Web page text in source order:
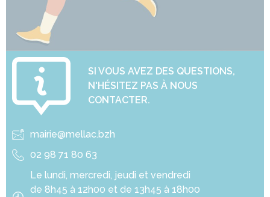
SI VOUS AVEZ DES QUESTIONS,
N'HÉSITEZ PAS À NOUS
CONTACTER.
mairie@mellac.bzh
02 98 71 80 63
Le lundi, mercredi, jeudi et vendredi
de 8h45 à 12h00 et de 13h45 à 18h00